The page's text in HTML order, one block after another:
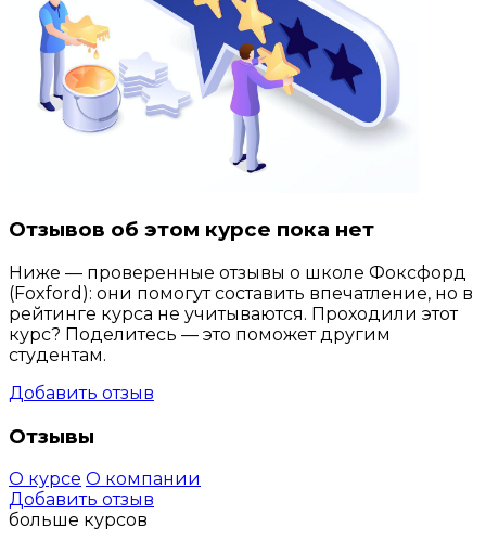
Отзывов об этом курсе пока нет
Ниже — проверенные отзывы о школе Фоксфорд
(Foxford): они помогут составить впечатление, но в
рейтинге курса не учитываются. Проходили этот
курс? Поделитесь — это поможет другим
студентам.
Добавить отзыв
Отзывы
О курсе О компании
Добавить отзыв
больше курсов